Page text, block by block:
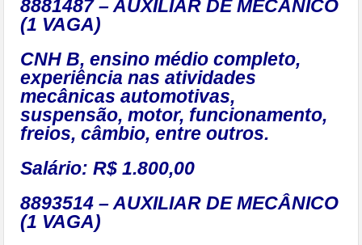
8881487 – AUXILIAR DE MECÂNICO
(1 VAGA)
CNH B, ensino médio completo,
experiência nas atividades
mecânicas automotivas,
suspensão, motor, funcionamento,
freios, câmbio, entre outros.
Salário: R$ 1.800,00
8893514 – AUXILIAR DE MECÂNICO
(1 VAGA)